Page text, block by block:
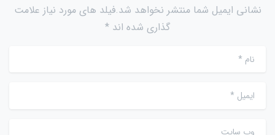
نشانی ایمیل شما منتشر نخواهد شد.فیلد های مورد نیاز علامت
گذاری شده اند *
نام*
ایمیل *
وب سایت